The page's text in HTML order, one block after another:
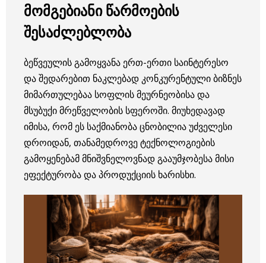
მომგებიანი წარმოების
შესაძლებლობა
ბეწვეულის გამოყვანა ერთ-ერთი საინტერესო
და შედარებით ნაკლებად კონკურენტული ბიზნეს
მიმართულებაა სოფლის მეურნეობისა და
მსუბუქი მრეწველობის სფეროში. მიუხედავად
იმისა, რომ ეს საქმიანობა ცნობილია უძველესი
დროიდან, თანამედროვე ტექნოლოგიების
გამოყენებამ მნიშვნელოვნად გააუმჯობესა მისი
ეფექტურობა და პროდუქციის ხარისხი.